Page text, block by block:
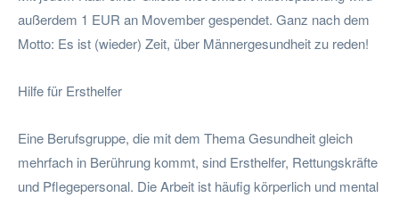
außerdem 1 EUR an Movember gespendet. Ganz nach dem
Motto: Es ist (wieder) Zeit, über Männergesundheit zu reden!
Hilfe für Ersthelfer
Eine Berufsgruppe, die mit dem Thema Gesundheit gleich
mehrfach in Berührung kommt, sind Ersthelfer, Rettungskräfte
und Pflegepersonal. Die Arbeit ist häufig körperlich und mental